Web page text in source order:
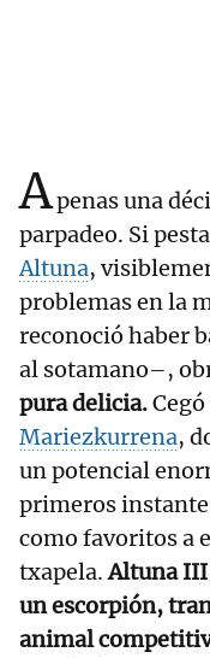
Apenas una
parpadeo. Si
Altuna,
problemas en la
reconoció haber
al sotamano–,
pura delicia.Cegó
Mariezkurrena,
un potencial
primeros
como favoritos a
txapela.Altuna
un escorpión,
animal